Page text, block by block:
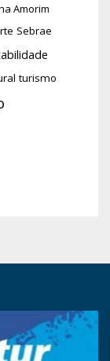
Amorim
Sebrae
turismo